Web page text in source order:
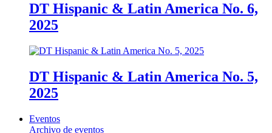
DT Hispanic & Latin America No. 6,
2025
DT Hispanic & Latin America No. 5,
2025
Eventos
Archivo de eventos